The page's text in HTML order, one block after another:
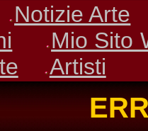
Notizie Arte
Mio Sito
Artisti